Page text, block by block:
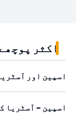
اکثر
اسپین اور
اسپین – آسٹریا